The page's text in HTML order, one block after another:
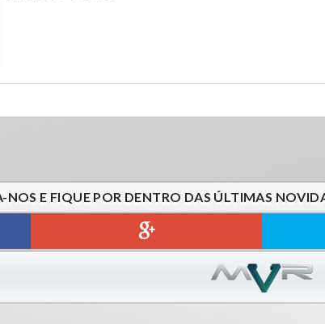
NOS E FIQUE POR DENTRO DAS ÚLTIMAS